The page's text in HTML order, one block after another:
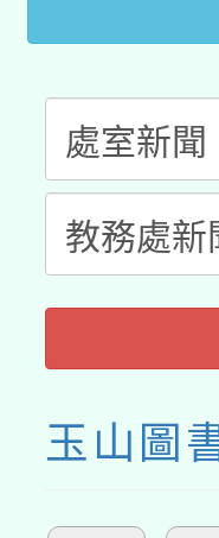
玉山圖